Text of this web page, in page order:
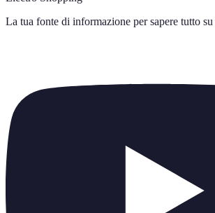
La tua fonte di informazione per sapere tutto su